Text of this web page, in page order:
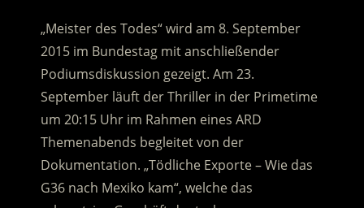
„Meister des Todes“ wird am 8. September
2015 im Bundestag mit anschließender
Podiumsdiskussion gezeigt. Am 23.
September läuft der Thriller in der Primetime
um 20:15 Uhr im Rahmen eines ARD
Themenabends begleitet von der
Dokumentation. „Tödliche Exporte – Wie das
G36 nach Mexiko kam“, welche das